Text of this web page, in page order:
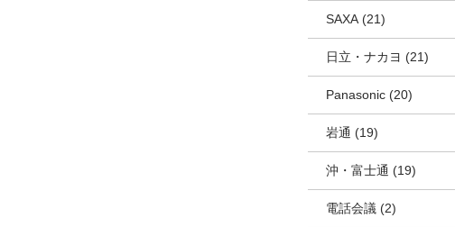
SAXA (21)
日立・ナカヨ (21)
Panasonic (20)
岩通 (19)
沖・富士通 (19)
電話会議 (2)